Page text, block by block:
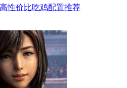
性价比吃鸡配置推荐